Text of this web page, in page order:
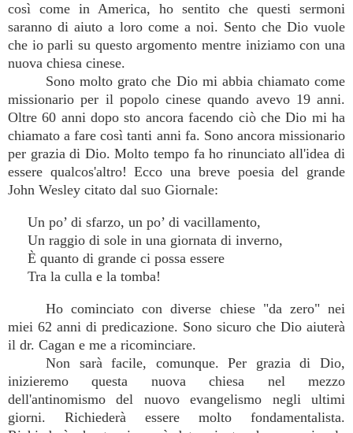
così come in America, ho sentito che questi sermoni
saranno di aiuto a loro come a noi. Sento che Dio vuole
che io parli su questo argomento mentre iniziamo con una
nuova chiesa cinese.
Sono molto grato che Dio mi abbia chiamato come
missionario per il popolo cinese quando avevo 19 anni.
Oltre 60 anni dopo sto ancora facendo ciò che Dio mi ha
chiamato a fare così tanti anni fa. Sono ancora missionario
per grazia di Dio. Molto tempo fa ho rinunciato all'idea di
essere qualcos'altro! Ecco una breve poesia del grande
John Wesley citato dal suo Giornale:
Un po’ di sfarzo, un po’ di vacillamento,
Un raggio di sole in una giornata di inverno,
È quanto di grande ci possa essere
Tra la culla e la tomba!
Ho cominciato con diverse chiese "da zero" nei
miei 62 anni di predicazione. Sono sicuro che Dio aiuterà
il dr. Cagan e me a ricominciare.
Non sarà facile, comunque. Per grazia di Dio,
inizieremo questa nuova chiesa nel mezzo
dell'antinomismo del nuovo evangelismo negli ultimi
giorni. Richiederà essere molto fondamentalista.